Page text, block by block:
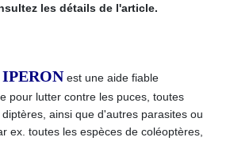
les détails de l'article.
IPERON est une aide fiable
pour lutter contre les puces, toutes
ainsi que d'autres parasites ou
ex. toutes les espèces de coléoptères,